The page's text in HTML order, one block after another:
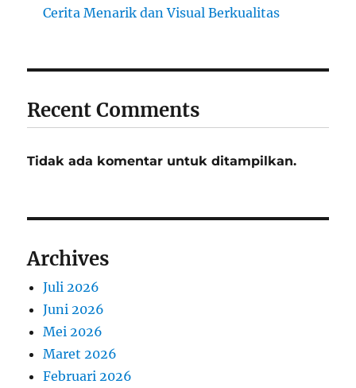
Cerita Menarik dan Visual Berkualitas
Recent Comments
Tidak ada komentar untuk ditampilkan.
Archives
Juli 2026
Juni 2026
Mei 2026
Maret 2026
Februari 2026